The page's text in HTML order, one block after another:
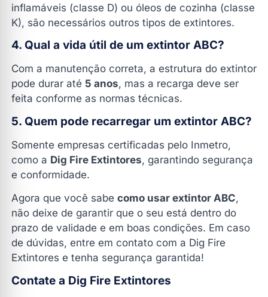
inflamáveis (classe D) ou óleos de cozinha (classe
K), são necessários outros tipos de extintores.
4. Qual a vida útil de um extintor ABC?
Com a manutenção correta, a estrutura do extintor
pode durar até 5 anos, mas a recarga deve ser
feita conforme as normas técnicas.
5. Quem pode recarregar um extintor ABC?
Somente empresas certificadas pelo Inmetro,
como a Dig Fire Extintores, garantindo segurança
e conformidade.
Agora que você sabe como usar extintor ABC,
não deixe de garantir que o seu está dentro do
prazo de validade e em boas condições. Em caso
de dúvidas, entre em contato com a Dig Fire
Extintores e tenha segurança garantida!
Contate a Dig Fire Extintores